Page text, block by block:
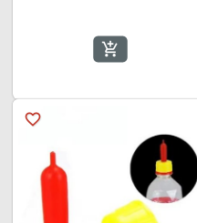
add_shopping_cart
favorite_border